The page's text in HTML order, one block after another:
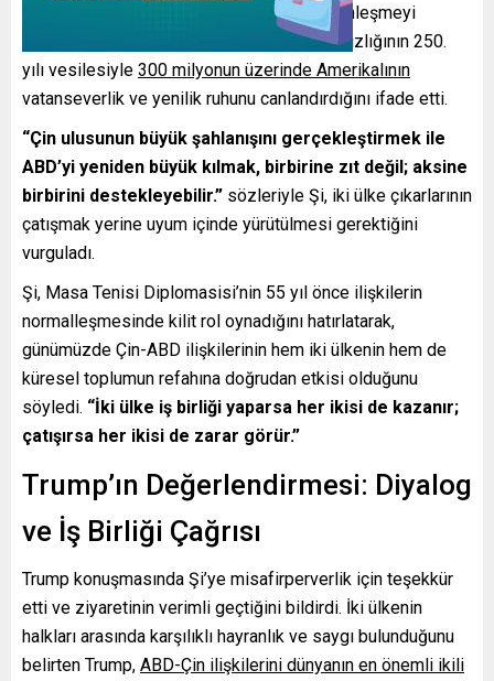
milyardan fazla vatandaşın Çin tarzı modernleşmeyi
ilerlettiğini söyledi. Ayrıca, ABD’nin bağımsızlığının 250.
yılı vesilesiyle 300 milyonun üzerinde Amerikalının
vatanseverlik ve yenilik ruhunu canlandırdığını ifade etti.
“Çin ulusunun büyük şahlanışını gerçekleştirmek ile
ABD’yi yeniden büyük kılmak, birbirine zıt değil; aksine
birbirini destekleyebilir.” sözleriyle Şi, iki ülke çıkarlarının
çatışmak yerine uyum içinde yürütülmesi gerektiğini
vurguladı.
Şi, Masa Tenisi Diplomasisi’nin 55 yıl önce ilişkilerin
normalleşmesinde kilit rol oynadığını hatırlatarak,
günümüzde Çin-ABD ilişkilerinin hem iki ülkenin hem de
küresel toplumun refahına doğrudan etkisi olduğunu
söyledi. “İki ülke iş birliği yaparsa her ikisi de kazanır;
çatışırsa her ikisi de zarar görür.”
Trump’ın Değerlendirmesi: Diyalog
ve İş Birliği Çağrısı
Trump konuşmasında Şi’ye misafirperverlik için teşekkür
etti ve ziyaretinin verimli geçtiğini bildirdi. İki ülkenin
halkları arasında karşılıklı hayranlık ve saygı bulunduğunu
belirten Trump, ABD-Çin ilişkilerini dünyanın en önemli ikili